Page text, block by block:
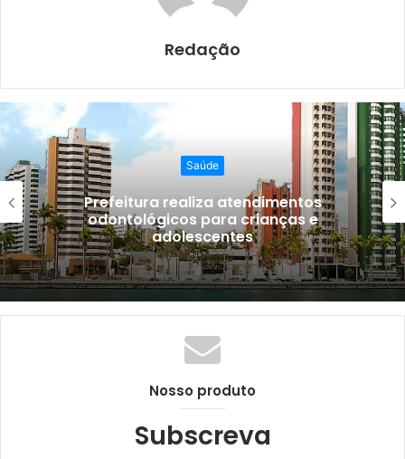
Redação
Saúde
Prefeitura realiza atendimentos
odontológicos para crianças e
adolescentes
Nosso produto
Subscreva